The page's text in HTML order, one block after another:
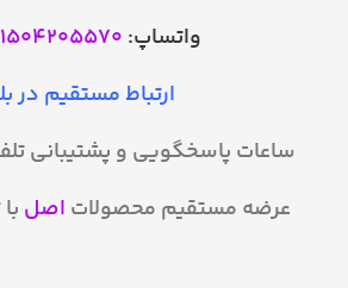
واتساپ:
ارتباط مستقیم در
ساعات پاسخگویی و پشتیبانی
عرضه مستقیم محصولات اصل